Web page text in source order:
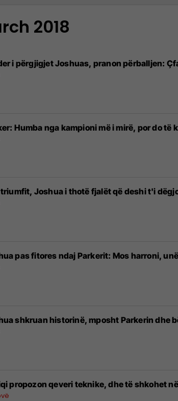
2018
i përgjigjet Joshuas, pranon përballjen:
Humba nga kampioni më i mirë, por do të
Joshua i thotë fjalët që deshi t'i
pas fitores ndaj Parkerit: Mos harroni,
shkruan historinë, mposht Parkerin dhe
propozon qeveri teknike, dhe të shkohet